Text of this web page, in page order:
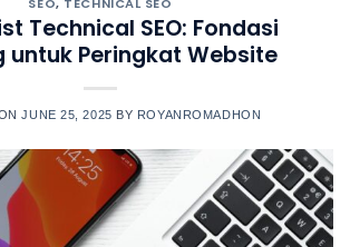
Technical SEO: Fondasi
untuk Peringkat Website
JUNE 25, 2025 BY ROYANROMADHON